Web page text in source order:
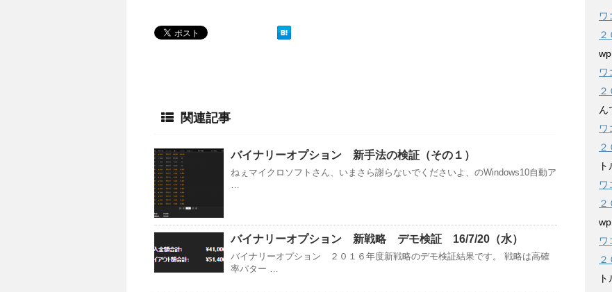
関連記事
バイナリーオプション 新手法の検証（その１）
ねぇマイクロソフトさん、いまさら謝らないでくださいよ、のWindows10自動ア
…
バイナリーオプション 新戦略 デモ検証 16/7/20（水）
バイナリーオプション ２０１６年度新戦略のデモ検証結果です。 戦略は高確
率パター …
２
２
ん
２
２
２